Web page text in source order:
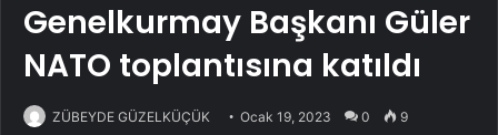
Genelkurmay Başkanı Güler
NATO toplantısına katıldı
ZÜBEYDE GÜZELKÜÇÜK Ocak 19, 2023 0 9